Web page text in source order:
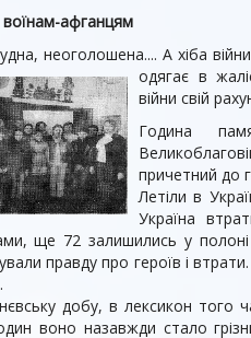
афганцям
неоголошена.... А хіба
одягає в
війни свій
Година
причетний до
Летіли в
Україна
ще 72 зали­шились у
правду про героїв і
добу, в лексикон
воно назавжди стало